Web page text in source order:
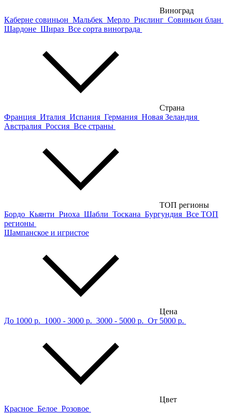
Виноград
Каберне совиньон Мальбек Мерло Рислинг Совиньон блан
Шардоне Шираз Все сорта винограда
Страна
Франция Италия Испания Германия Новая Зеландия
Австралия Россия Все страны
ТОП регионы
Бордо Кьянти Риоха Шабли Тоскана Бургундия Все ТОП
регионы
Шампанское и игристое
Цена
До 1000 р. 1000 - 3000 р. 3000 - 5000 р. От 5000 р.
Цвет
Красное Белое Розовое